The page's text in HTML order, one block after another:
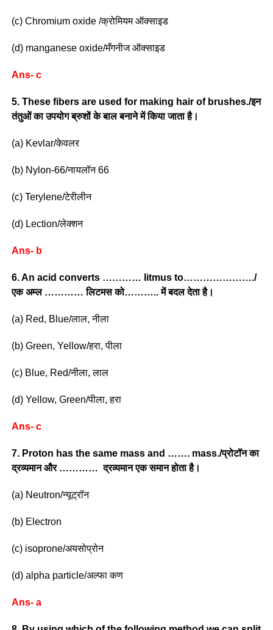
(c) Chromium oxide /क्रोमियम ऑक्साइड
(d) manganese oxide/मँगनीज ऑक्साइड
Ans- c
5. These fibers are used for making hair of brushes./इन
तंतुओं का उपयोग ब्रुशों के बाल बनाने में किया जाता है।
(a) Kevlar/केवलर
(b) Nylon-66/नायलॉन 66
(c) Terylene/टेरीलीन
(d) Lection/लेक्शन
Ans- b
6. An acid converts ………… litmus to…………………./
एक अम्ल ………… लिटमस को……….. में बदल देता है।
(a) Red, Blue/लाल, नीला
(b) Green, Yellow/हरा, पीला
(c) Blue, Red/नीला, लाल
(d) Yellow, Green/पीला, हरा
Ans- c
7. Proton has the same mass and ……. mass./प्रोटॉन का
द्रव्यमान और ………… द्रव्यमान एक समान होता है।
(a) Neutron/न्यूट्रॉन
(b) Electron
(c) isoprone/अयसोप्रोन
(d) alpha particle/अल्फा कण
Ans- a